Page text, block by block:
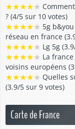
★★★★★
? (4/5 sur 10 votes)
★★★★★ 5g
réseau en france
★★★★★ Lg 5g
★★★★★ La
voisins européens
★★★★★ Quelles
(3.9/5 sur 9 votes)
Carte de France